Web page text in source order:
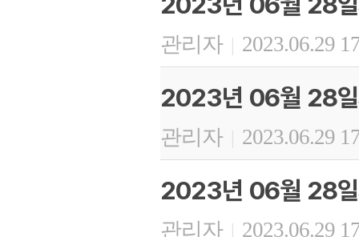
관리자 | 2023.06.29
2023년 06월 28일
관리자 | 2023.06.29
2023년 06월 28일
관리자 | 2023.06.29